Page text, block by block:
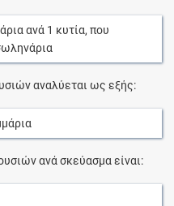
ανά 1 κυτία, που
αναλύεται ως εξής:
ανά σκεύασμα είναι: